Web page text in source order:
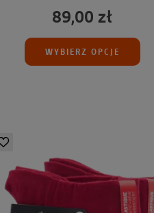
89,00 zł
WYBIERZ OPCJE